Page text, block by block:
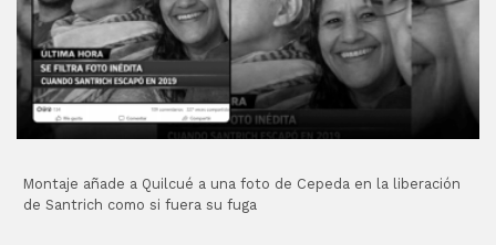
Montaje añade a Quilcué a una foto de Cepeda en la liberación
de Santrich como si fuera su fuga